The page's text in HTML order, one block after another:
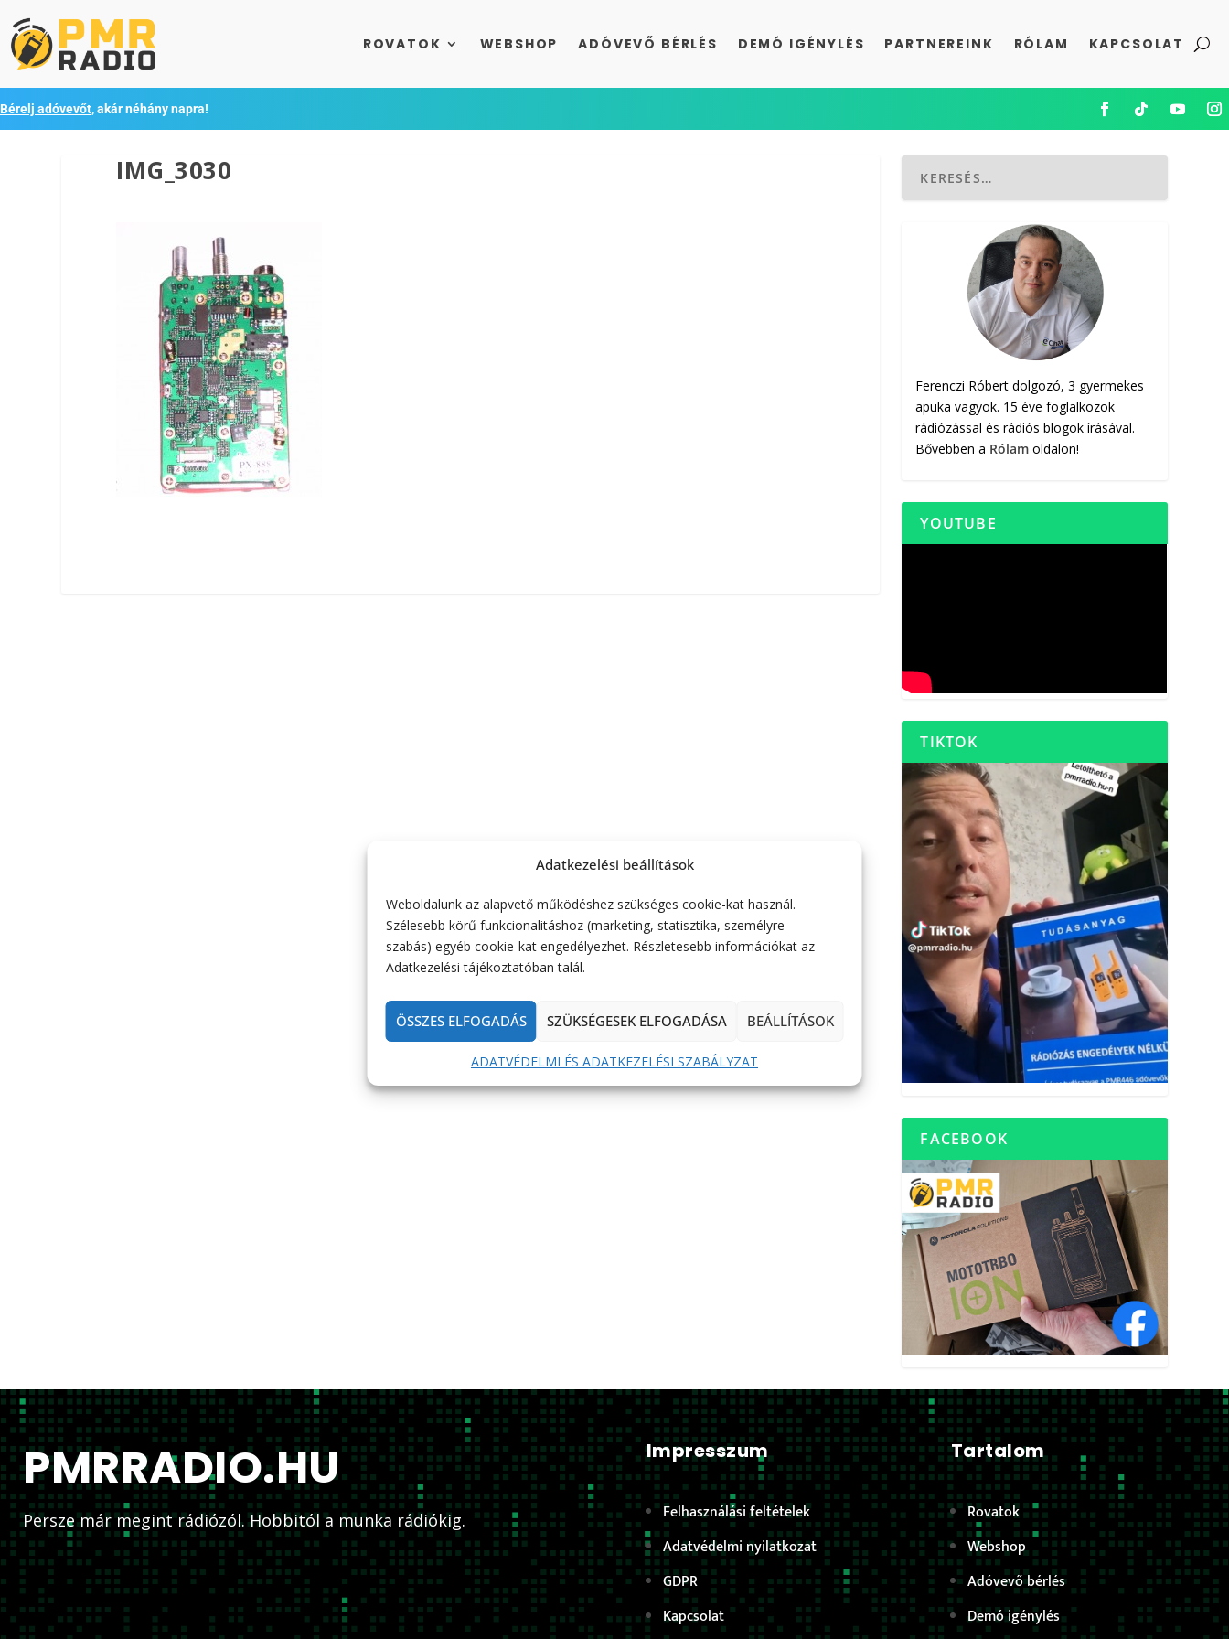
Adatkezelési beállítások
Weboldalunk az alapvető működéshez szükséges cookie-kat használ.
Szélesebb körű funkcionalitáshoz (marketing, statisztika, személyre
szabás) egyéb cookie-kat engedélyezhet. Részletesebb információkat az
Adatkezelési tájékoztatóban talál.
ÖSSZES ELFOGADÁS SZÜKSÉGESEK ELFOGADÁSA BEÁLLÍTÁSOK
ADATVÉDELMI ÉS ADATKEZELÉSI SZABÁLYZAT
ROVATOK WEBSHOP ADÓVEVŐ BÉRLÉS DEMÓ IGÉNYLÉS PARTNEREINK RÓLAM KAPCSOLAT
Bérelj adóvevőt, akár néhány napra!
IMG_3030
Ferenczi Róbert dolgozó, 3 gyermekes
apuka vagyok. 15 éve foglalkozok
rádiózással és rádiós blogok írásával.
Bővebben a Rólam oldalon!
YOUTUBE
TIKTOK
FACEBOOK
PMRRADIO.HU
Persze már megint rádiózól. Hobbitól a munka rádiókig.
Impresszum
Felhasználási feltételek
Adatvédelmi nyilatkozat
GDPR
Kapcsolat
Tartalom
Rovatok
Webshop
Adóvevő bérlés
Demó igénylés